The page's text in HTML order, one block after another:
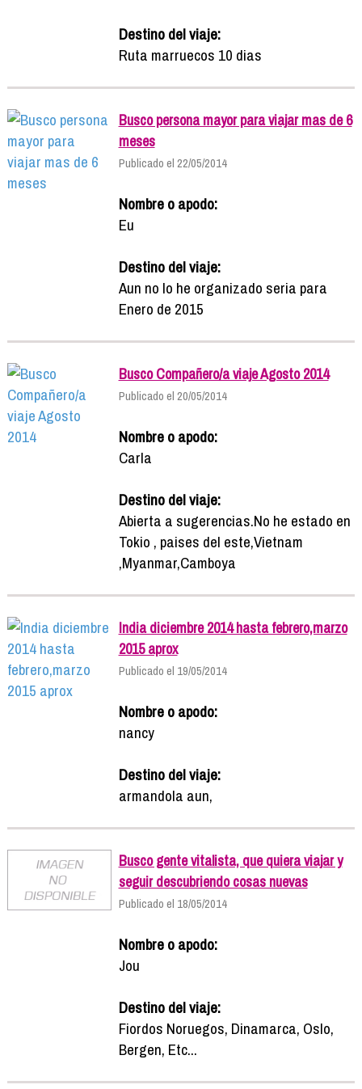
Destino del viaje:
Ruta marruecos 10 dias
Busco persona mayor para viajar mas de 6
meses
Publicado el 22/05/2014
Nombre o apodo:
Eu
Destino del viaje:
Aun no lo he organizado seria para
Enero de 2015
Busco Compañero/a viaje Agosto 2014
Publicado el 20/05/2014
Nombre o apodo:
Carla
Destino del viaje:
Abierta a sugerencias.No he estado en
Tokio , paises del este,Vietnam
,Myanmar,Camboya
India diciembre 2014 hasta febrero,marzo
2015 aprox
Publicado el 19/05/2014
Nombre o apodo:
nancy
Destino del viaje:
armandola aun,
Busco gente vitalista, que quiera viajar y
seguir descubriendo cosas nuevas
Publicado el 18/05/2014
Nombre o apodo:
Jou
Destino del viaje:
Fiordos Noruegos, Dinamarca, Oslo,
Bergen, Etc...